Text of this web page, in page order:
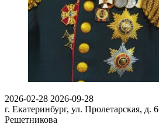
2026-02-28 2026-09-28
г. Екатеринбург, ул. Пролетарская, д. 6
Решетникова